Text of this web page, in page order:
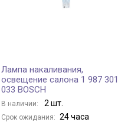
Лампа накаливания,
oсвещение салона 1 987 301
033 BOSCH
В наличии: 2 шт.
Срок ожидания: 24 часа